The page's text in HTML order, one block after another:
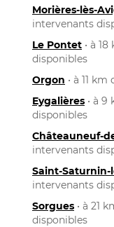
Morières-lès-
intervenants
Le Pontet • à
disponibles
Orgon • à 11
Eygalières • à 9
disponibles
Châteauneuf-
intervenants
Saint-Saturnin-
intervenants
Sorgues • à 21
disponibles